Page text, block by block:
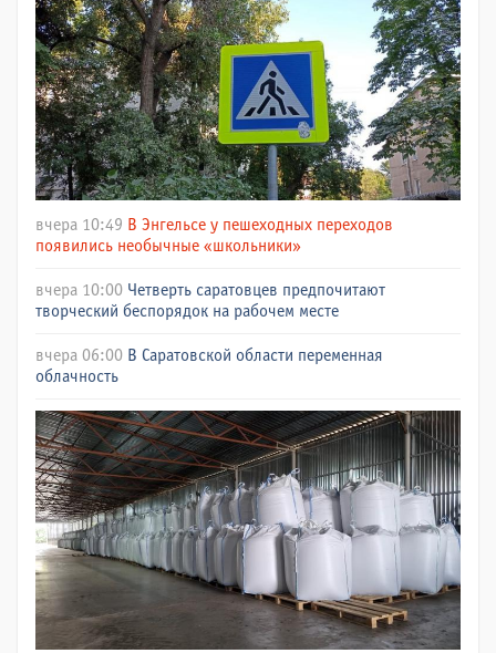
вчера 10:49 В Энгельсе у пешеходных переходов
появились необычные «школьники»
вчера 10:00 Четверть саратовцев предпочитают
творческий беспорядок на рабочем месте
вчера 06:00 В Саратовской области переменная
облачность